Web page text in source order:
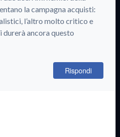
la campagna acquisti:
l’altro molto critico e
durerà ancora questo
Rispondi